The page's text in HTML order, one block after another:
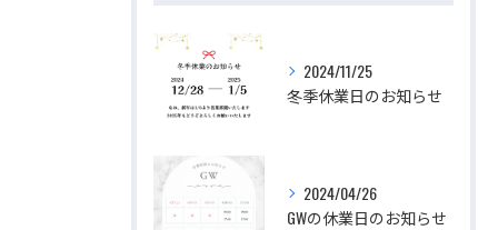
2024/11/25
冬季休業日のお知らせ
2024/04/26
GWの休業日のお知らせ